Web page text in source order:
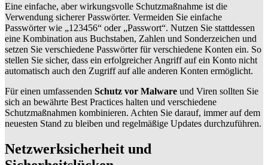
Eine einfache, aber wirkungsvolle Schutzmaßnahme ist die
Verwendung sicherer Passwörter. Vermeiden Sie einfache
Passwörter wie „123456“ oder „Passwort“. Nutzen Sie stattdessen
eine Kombination aus Buchstaben, Zahlen und Sonderzeichen und
setzen Sie verschiedene Passwörter für verschiedene Konten ein. So
stellen Sie sicher, dass ein erfolgreicher Angriff auf ein Konto nicht
automatisch auch den Zugriff auf alle anderen Konten ermöglicht.
Für einen umfassenden Schutz vor Malware und Viren sollten Sie
sich an bewährte Best Practices halten und verschiedene
Schutzmaßnahmen kombinieren. Achten Sie darauf, immer auf dem
neuesten Stand zu bleiben und regelmäßige Updates durchzuführen.
Netzwerksicherheit und